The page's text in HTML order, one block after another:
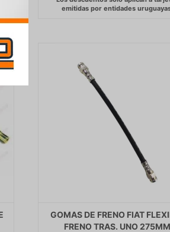
GOMAS DE FRENO FIAT
FRENO TRAS. UNO 275MM